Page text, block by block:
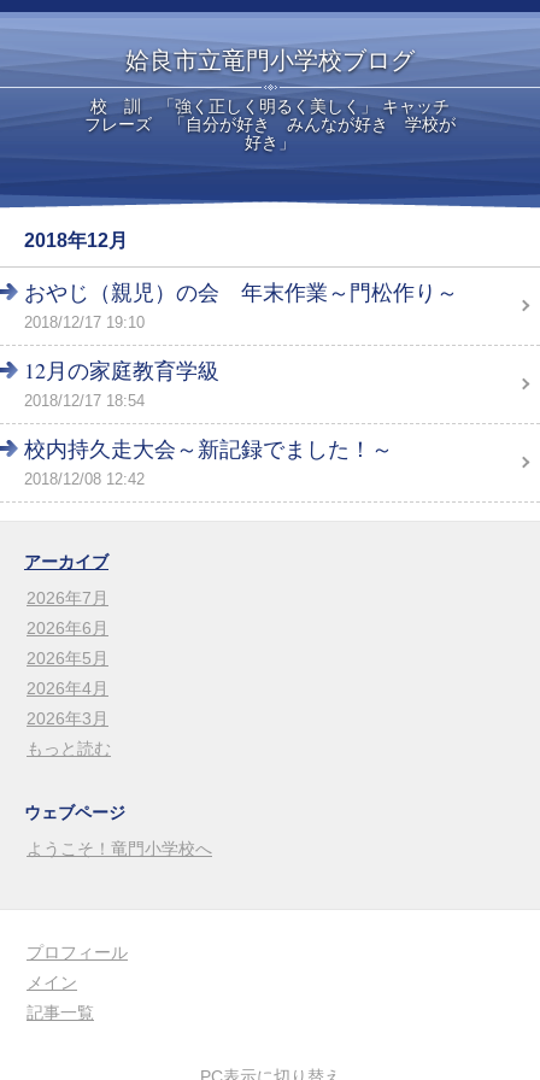
姶良市立竜門小学校ブログ
校 訓 「強く正しく明るく美しく」 キャッチ
フレーズ 「自分が好き みんなが好き 学校が
好き」
2018年12月
おやじ（親児）の会 年末作業～門松作り～
2018/12/17 19:10
12月の家庭教育学級
2018/12/17 18:54
校内持久走大会～新記録でました！～
2018/12/08 12:42
アーカイブ
2026年7月
2026年6月
2026年5月
2026年4月
2026年3月
もっと読む
ウェブページ
ようこそ！竜門小学校へ
プロフィール
メイン
記事一覧